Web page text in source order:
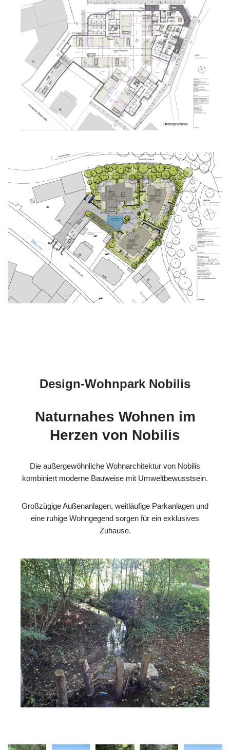
Design-Wohnpark Nobilis
Naturnahes Wohnen im
Herzen von Nobilis
Die außergewöhnliche Wohnarchitektur von Nobilis
kombiniert moderne Bauweise mit Umweltbewusstsein.
Großzügige Außenanlagen, weitläufige Parkanlagen und
eine ruhige Wohngegend sorgen für ein exklusives
Zuhause.